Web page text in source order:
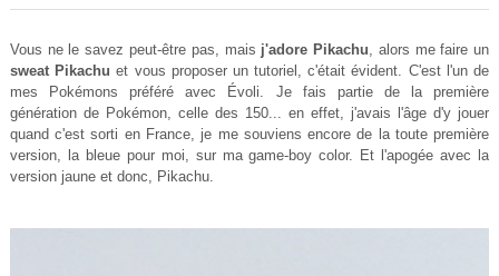
Vous ne le savez peut-être pas, mais j'adore Pikachu, alors me faire un
sweat Pikachu et vous proposer un tutoriel, c'était évident. C'est l'un de
mes Pokémons préféré avec Évoli. Je fais partie de la première
génération de Pokémon, celle des 150... en effet, j'avais l'âge d'y jouer
quand c'est sorti en France, je me souviens encore de la toute première
version, la bleue pour moi, sur ma game-boy color. Et l'apogée avec la
version jaune et donc, Pikachu.